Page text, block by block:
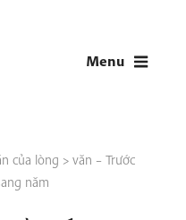
Menu
của lòng > văn – Trước
năm